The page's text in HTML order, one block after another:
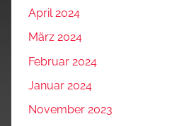
April 2024
März 2024
Februar 2024
Januar 2024
November 2023